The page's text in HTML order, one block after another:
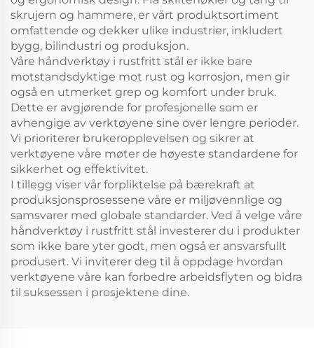
skrujern og hammere, er vårt produktsortiment
omfattende og dekker ulike industrier, inkludert
bygg, bilindustri og produksjon.
Våre håndverktøy i rustfritt stål er ikke bare
motstandsdyktige mot rust og korrosjon, men gir
også en utmerket grep og komfort under bruk.
Dette er avgjørende for profesjonelle som er
avhengige av verktøyene sine over lengre perioder.
Vi prioriterer brukeropplevelsen og sikrer at
verktøyene våre møter de høyeste standardene for
sikkerhet og effektivitet.
I tillegg viser vår forpliktelse på bærekraft at
produksjonsprosessene våre er miljøvennlige og
samsvarer med globale standarder. Ved å velge våre
håndverktøy i rustfritt stål investerer du i produkter
som ikke bare yter godt, men også er ansvarsfullt
produsert. Vi inviterer deg til å oppdage hvordan
verktøyene våre kan forbedre arbeidsflyten og bidra
til suksessen i prosjektene dine.